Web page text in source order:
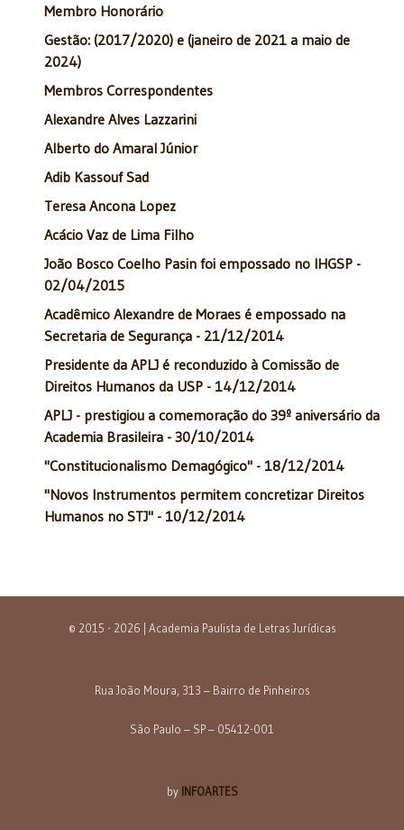
Membro Honorário
Gestão: (2017/2020) e (janeiro de 2021 a maio de
2024)
Membros Correspondentes
Alexandre Alves Lazzarini
Alberto do Amaral Júnior
Adib Kassouf Sad
Teresa Ancona Lopez
Acácio Vaz de Lima Filho
João Bosco Coelho Pasin foi empossado no IHGSP -
02/04/2015
Acadêmico Alexandre de Moraes é empossado na
Secretaria de Segurança - 21/12/2014
Presidente da APLJ é reconduzido à Comissão de
Direitos Humanos da USP - 14/12/2014
APLJ - prestigiou a comemoração do 39º aniversário da
Academia Brasileira - 30/10/2014
"Constitucionalismo Demagógico" - 18/12/2014
"Novos Instrumentos permitem concretizar Direitos
Humanos no STJ" - 10/12/2014
© 2015 - 2026 | Academia Paulista de Letras Jurídicas
Rua João Moura, 313 – Bairro de Pinheiros
São Paulo – SP – 05412-001
by INFOARTES